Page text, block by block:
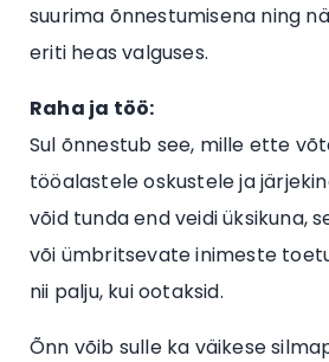
suurima õnnestumisena ning
eriti heas valguses.
Raha ja töö:
Sul õnnestub see, mille ette
tööalastele oskustele ja
võid tunda end veidi üksikuna,
või ümbritsevate inimeste
nii palju, kui ootaksid.
Õnn võib sulle ka väikese